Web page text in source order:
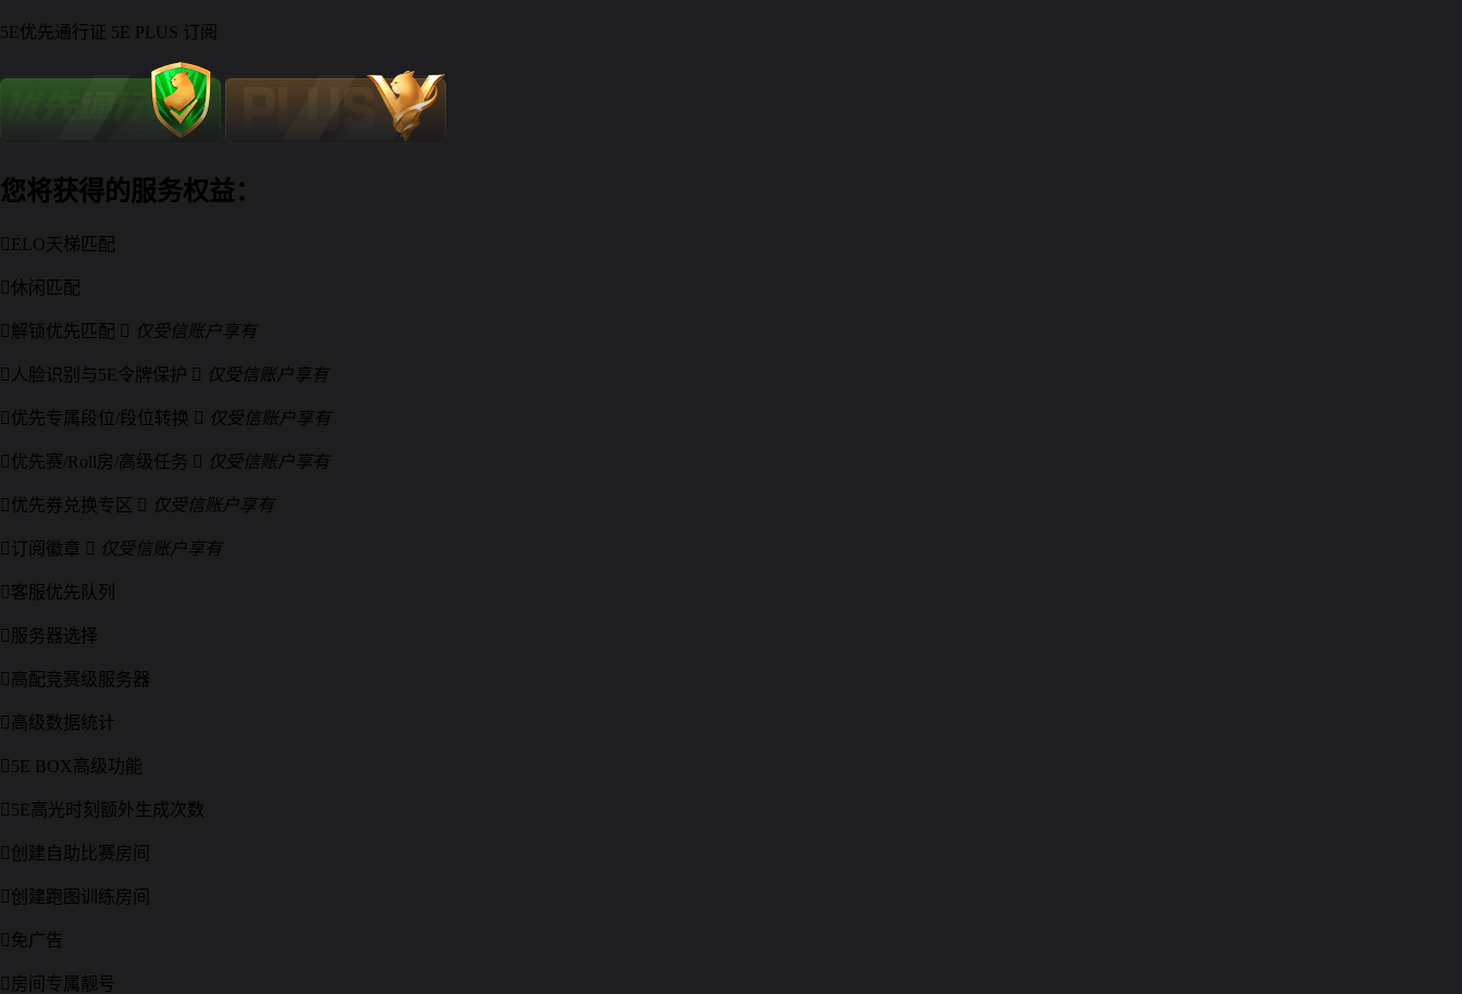
5E优先通行证 5E PLUS 订阅
您将获得的服务权益：
 ELO天梯匹配
 休闲匹配
 解锁优先匹配  仅受信账户享有
 人脸识别与5E令牌保护  仅受信账户享有
 优先专属段位/段位转换  仅受信账户享有
 优先赛/Roll房/高级任务  仅受信账户享有
 优先券兑换专区  仅受信账户享有
 订阅徽章  仅受信账户享有
 客服优先队列
 服务器选择
 高配竞赛级服务器
 高级数据统计
 5E BOX高级功能
 5E高光时刻额外生成次数
 创建自助比赛房间
 创建跑图训练房间
 免广告
 房间专属靓号